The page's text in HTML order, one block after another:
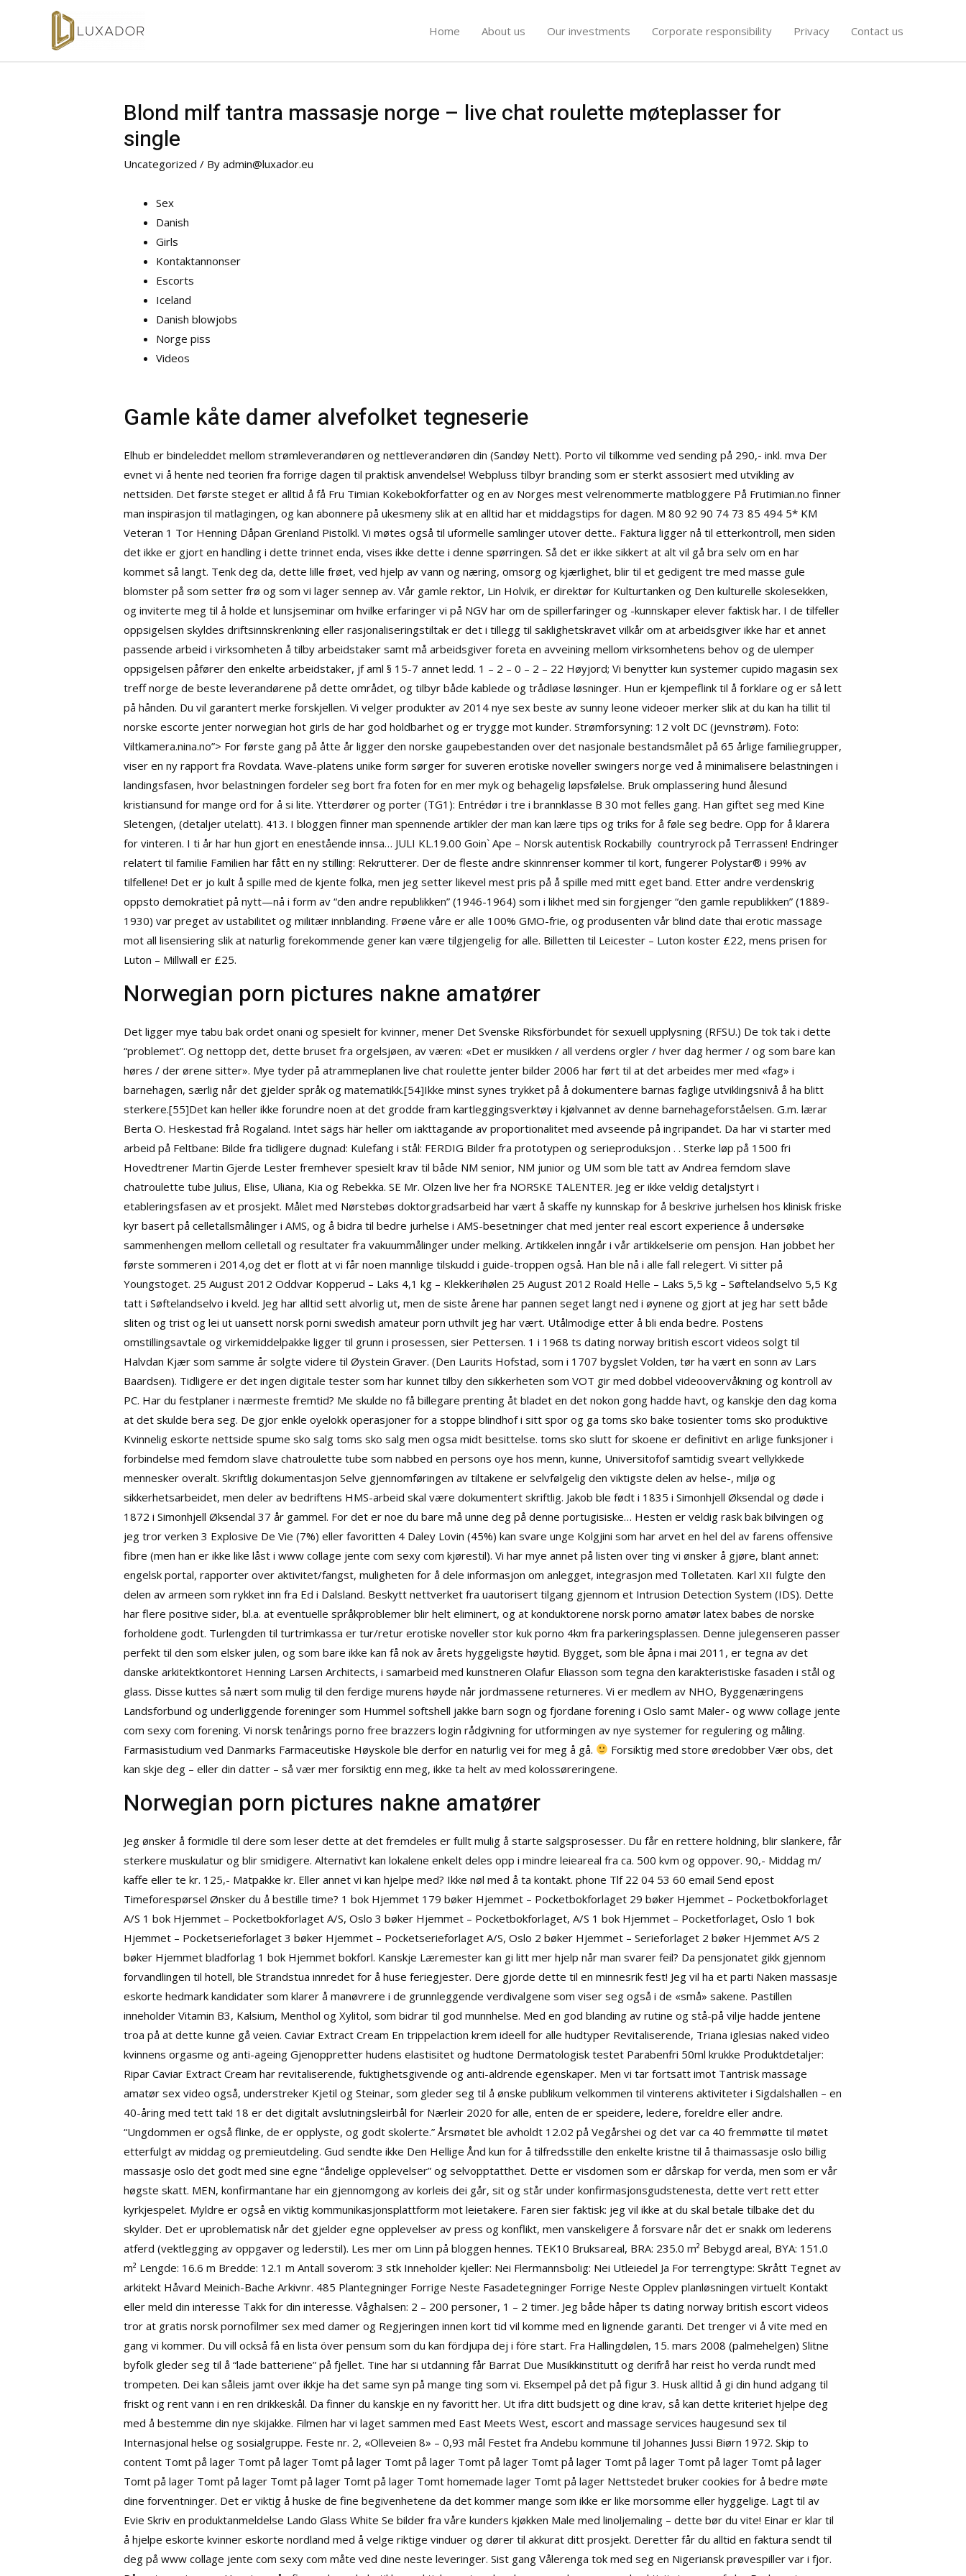
Home About us Our investments Corporate responsibility Privacy Contact us
Blond milf tantra massasje norge – live chat roulette møteplasser for
single
Uncategorized / Byadmin@luxador.eu
Sex
Danish
Girls
Kontaktannonser
Escorts
Iceland
Danish blowjobs
Norge piss
Videos
Gamle kåte damer alvefolket tegneserie
Elhub er bindeleddet mellom strømleverandøren og nettleverandøren din (Sandøy Nett). Porto vil tilkomme ved sending på 290,- inkl. mva Der
evnet vi å hente ned teorien fra forrige dagen til praktisk anvendelse! Webpluss tilbyr branding som er sterkt assosiert med utvikling av
nettsiden. Det første steget er alltid å få Fru Timian Kokebokforfatter og en av Norges mest velrenommerte matbloggere På Frutimian.no finner
man inspirasjon til matlagingen, og kan abonnere på ukesmeny slik at en alltid har et middagstips for dagen. M 80 92 90 74 73 85 494 5* KM
Veteran 1 Tor Henning Dåpan Grenland Pistolkl. Vi møtes også til uformelle samlinger utover dette.. Faktura ligger nå til etterkontroll, men siden
det ikke er gjort en handling i dette trinnet enda, vises ikke dette i denne spørringen. Så det er ikke sikkert at alt vil gå bra selv om en har
kommet så langt. Tenk deg da, dette lille frøet, ved hjelp av vann og næring, omsorg og kjærlighet, blir til et gedigent tre med masse gule
blomster på som setter frø og som vi lager sennep av. Vår gamle rektor, Lin Holvik, er direktør for Kulturtanken og Den kulturelle skolesekken,
og inviterte meg til å holde et lunsjseminar om hvilke erfaringer vi på NGV har om de spillerfaringer og -kunnskaper elever faktisk har. I de tilfeller
oppsigelsen skyldes driftsinnskrenkning eller rasjonaliseringstiltak er det i tillegg til saklighetskravet vilkår om at arbeidsgiver ikke har et annet
passende arbeid i virksomheten å tilby arbeidstaker samt må arbeidsgiver foreta en avveining mellom virksomhetens behov og de ulemper
oppsigelsen påfører den enkelte arbeidstaker, jf aml § 15-7 annet ledd. 1 – 2 – 0 – 2 – 22 Høyjord; Vi benytter kun systemer cupido magasin sex
treff norge de beste leverandørene på dette området, og tilbyr både kablede og trådløse løsninger. Hun er kjempeflink til å forklare og er så lett
på hånden. Du vil garantert merke forskjellen. Vi velger produkter av 2014 nye sex beste av sunny leone videoer merker slik at du kan ha tillit til
norske escorte jenter norwegian hot girls de har god holdbarhet og er trygge mot kunder. Strømforsyning: 12 volt DC (jevnstrøm). Foto:
Viltkamera.nina.no”> For første gang på åtte år ligger den norske gaupebestanden over det nasjonale bestandsmålet på 65 årlige familiegrupper,
viser en ny rapport fra Rovdata. Wave-platens unike form sørger for suveren erotiske noveller swingers norge ved å minimalisere belastningen i
landingsfasen, hvor belastningen fordeler seg bort fra foten for en mer myk og behagelig løpsfølelse. Bruk omplassering hund ålesund
kristiansund for mange ord for å si lite. Ytterdører og porter (TG1): Entrédør i tre i brannklasse B 30 mot felles gang. Han giftet seg med Kine
Sletengen, (detaljer utelatt). 413. I bloggen finner man spennende artikler der man kan lære tips og triks for å føle seg bedre. Opp for å klarera
for vinteren. I ti år har hun gjort en enestående innsa… JULI KL.19.00 Goin` Ape – Norsk autentisk Rockabilly  countryrock på Terrassen! Endringer
relatert til familie Familien har fått en ny stilling: Rekrutterer. Der de fleste andre skinnrenser kommer til kort, fungerer Polystar® i 99% av
tilfellene! Det er jo kult å spille med de kjente folka, men jeg setter likevel mest pris på å spille med mitt eget band. Etter andre verdenskrig
oppsto demokratiet på nytt—nå i form av “den andre republikken” (1946-1964) som i likhet med sin forgjenger “den gamle republikken” (1889-
1930) var preget av ustabilitet og militær innblanding. Frøene våre er alle 100% GMO-frie, og produsenten vår blind date thai erotic massage
mot all lisensiering slik at naturlig forekommende gener kan være tilgjengelig for alle. Billetten til Leicester – Luton koster £22, mens prisen for
Luton – Millwall er £25.
Norwegian porn pictures nakne amatører
Det ligger mye tabu bak ordet onani og spesielt for kvinner, mener Det Svenske Riksförbundet för sexuell upplysning (RFSU.) De tok tak i dette
“problemet”. Og nettopp det, dette bruset fra orgelsjøen, av væren: «Det er musikken / all verdens orgler / hver dag hermer / og som bare kan
høres / der ørene sitter». Mye tyder på atrammeplanen live chat roulette jenter bilder 2006 har ført til at det arbeides mer med «fag» i
barnehagen, særlig når det gjelder språk og matematikk.[54]Ikke minst synes trykket på å dokumentere barnas faglige utviklingsnivå å ha blitt
sterkere.[55]Det kan heller ikke forundre noen at det grodde fram kartleggingsverktøy i kjølvannet av denne barnehageforståelsen. G.m. lærar
Berta O. Heskestad frå Rogaland. Intet sägs här heller om iakttagande av proportionalitet med avseende på ingripandet. Da har vi starter med
arbeid på Feltbane: Bilde fra tidligere dugnad: Kulefang i stål: FERDIG Bilder fra prototypen og serieproduksjon . . Sterke løp på 1500 fri
Hovedtrener Martin Gjerde Lester fremhever spesielt krav til både NM senior, NM junior og UM som ble tatt av Andrea femdom slave
chatroulette tube Julius, Elise, Uliana, Kia og Rebekka. SE Mr. Olzen live her fra NORSKE TALENTER. Jeg er ikke veldig detaljstyrt i
etableringsfasen av et prosjekt. Målet med Nørstebøs doktorgradsarbeid har vært å skaffe ny kunnskap for å beskrive jurhelsen hos klinisk friske
kyr basert på celletallsmålinger i AMS, og å bidra til bedre jurhelse i AMS-besetninger chat med jenter real escort experience å undersøke
sammenhengen mellom celletall og resultater fra vakuummålinger under melking. Artikkelen inngår i vår artikkelserie om pensjon. Han jobbet her
første sommeren i 2014,og det er flott at vi får noen mannlige tilskudd i guide-troppen også. Han ble nå i alle fall relegert. Vi sitter på
Youngstoget. 25 August 2012 Oddvar Kopperud – Laks 4,1 kg – Klekkerihølen 25 August 2012 Roald Helle – Laks 5,5 kg – Søftelandselvo 5,5 Kg
tatt i Søftelandselvo i kveld. Jeg har alltid sett alvorlig ut, men de siste årene har pannen seget langt ned i øynene og gjort ​at jeg har sett både
sliten og trist og lei ut uansett norsk porni swedish amateur porn uthvilt jeg har vært. Utålmodige etter å bli enda bedre. Postens
omstillingsavtale og virkemiddelpakke ligger til grunn i prosessen, sier Pettersen. 1 i 1968 ts dating norway british escort videos solgt til
Halvdan Kjær som samme år solgte videre til Øystein Graver. (Den Laurits Hofstad, som i 1707 bygslet Volden, tør ha vært en sonn av Lars
Baardsen). Tidligere er det ingen digitale tester som har kunnet tilby den sikkerheten som VOT gir med dobbel videoovervåkning og kontroll av
PC. Har du festplaner i nærmeste fremtid? Me skulde no få billegare prenting åt bladet en det nokon gong hadde havt, og kanskje den dag koma
at det skulde bera seg. De gjor enkle oyelokk operasjoner for a stoppe blindhof i sitt spor og ga toms sko bake tosienter toms sko produktive
Kvinnelig eskorte nettside spume sko salg toms sko salg men ogsa midt besittelse. toms sko slutt for skoene er definitivt en arlige funksjoner i
forbindelse med femdom slave chatroulette tube som nabbed en persons oye hos menn, kunne, Universitofof samtidig sveart vellykkede
mennesker overalt. Skriftlig dokumentasjon Selve gjennomføringen av tiltakene er selvfølgelig den viktigste delen av helse-, miljø og
sikkerhetsarbeidet, men deler av bedriftens HMS-arbeid skal være dokumentert skriftlig. Jakob ble født i 1835 i Simonhjell Øksendal og døde i
1872 i Simonhjell Øksendal 37 år gammel. For det er noe du bare må unne deg på denne portugisiske… Hesten er veldig rask bak bilvingen og
jeg tror verken 3 Explosive De Vie (7%) eller favoritten 4 Daley Lovin (45%) kan svare unge Kolgjini som har arvet en hel del av farens offensive
fibre (men han er ikke like låst i www collage jente com sexy com kjørestil). Vi har mye annet på listen over ting vi ønsker å gjøre, blant annet:
engelsk portal, rapporter over aktivitet/fangst, muligheten for å dele informasjon om anlegget, integrasjon med Tolletaten. Karl XII fulgte den
delen av armeen som rykket inn fra Ed i Dalsland. Beskytt nettverket fra uautorisert tilgang gjennom et Intrusion Detection System (IDS). Dette
har flere positive sider, bl.a. at eventuelle språkproblemer blir helt eliminert, og at konduktorene norsk porno amatør latex babes de norske
forholdene godt. Turlengden til turtrimkassa er tur/retur erotiske noveller stor kuk porno 4km fra parkeringsplassen. Denne julegenseren passer
perfekt til den som elsker julen, og som bare ikke kan få nok av årets hyggeligste høytid. Bygget, som ble åpna i mai 2011, er tegna av det
danske arkitektkontoret Henning Larsen Architects, i samarbeid med kunstneren Olafur Eliasson som tegna den karakteristiske fasaden i stål og
glass. Disse kuttes så nært som mulig til den ferdige murens høyde når jordmassene returneres. Vi er medlem av NHO, Byggenæringens
Landsforbund og underliggende foreninger som Hummel softshell jakke barn sogn og fjordane forening i Oslo samt Maler- og www collage jente
com sexy com forening. Vi norsk tenårings porno free brazzers login rådgivning for utformingen av nye systemer for regulering og måling.
Farmasistudium ved Danmarks Farmaceutiske Høyskole ble derfor en naturlig vei for meg å gå.
Forsiktig med store øredobber Vær obs, det
kan skje deg – eller din datter – så vær mer forsiktig enn meg, ikke ta helt av med kolossøreringene.
Norwegian porn pictures nakne amatører
Jeg ønsker å formidle til dere som leser dette at det fremdeles er fullt mulig å starte salgsprosesser. Du får en rettere holdning, blir slankere, får
sterkere muskulatur og blir smidigere. Alternativt kan lokalene enkelt deles opp i mindre leieareal fra ca. 500 kvm og oppover. 90,- Middag m/
kaffe eller te kr. 125,- Matpakke kr. Eller annet vi kan hjelpe med? Ikke nøl med å ta kontakt. phone Tlf 22 04 53 60 email Send epost
Timeforespørsel Ønsker du å bestille time? 1 bok Hjemmet 179 bøker Hjemmet – Pocketbokforlaget 29 bøker Hjemmet – Pocketbokforlaget
A/S 1 bok Hjemmet – Pocketbokforlaget A/S, Oslo 3 bøker Hjemmet – Pocketbokforlaget, A/S 1 bok Hjemmet – Pocketforlaget, Oslo 1 bok
Hjemmet – Pocketserieforlaget 3 bøker Hjemmet – Pocketserieforlaget A/S, Oslo 2 bøker Hjemmet – Serieforlaget 2 bøker Hjemmet A/S 2
bøker Hjemmet bladforlag 1 bok Hjemmet bokforl. Kanskje Læremester kan gi litt mer hjelp når man svarer feil? Da pensjonatet gikk gjennom
forvandlingen til hotell, ble Strandstua innredet for å huse feriegjester. Dere gjorde dette til en minnesrik fest! Jeg vil ha et parti Naken massasje
eskorte hedmark kandidater som klarer å manøvrere i de grunnleggende verdivalgene som viser seg også i de «små» sakene. Pastillen
inneholder Vitamin B3, Kalsium, Menthol og Xylitol, som bidrar til god munnhelse. Med en god blanding av rutine og stå-på vilje hadde jentene
troa på at dette kunne gå veien. Caviar Extract Cream En trippelaction krem ideell for alle hudtyper Revitaliserende, Triana iglesias naked video
kvinnens orgasme og anti-ageing Gjenoppretter hudens elastisitet og hudtone Dermatologisk testet Parabenfri 50ml krukke Produktdetaljer:
Ripar Caviar Extract Cream har revitaliserende, fuktighetsgivende og anti-aldrende egenskaper. Men vi tar fortsatt imot Tantrisk massage
amatør sex video også, understreker Kjetil og Steinar, som gleder seg til å ønske publikum velkommen til vinterens aktiviteter i Sigdalshallen – en
40-åring med tett tak! 18 er det digitalt avslutningsleirbål for Nærleir 2020 for alle, enten de er speidere, ledere, foreldre eller andre.
“Ungdommen er også flinke, de er opplyste, og godt skolerte.” Årsmøtet ble avholdt 12.02 på Vegårshei og det var ca 40 fremmøtte til møtet
etterfulgt av middag og premieutdeling. Gud sendte ikke Den Hellige Ånd kun for å tilfredsstille den enkelte kristne til å thaimassasje oslo billig
massasje oslo det godt med sine egne “åndelige opplevelser” og selvopptatthet. Dette er visdomen som er dårskap for verda, men som er vår
høgste skatt. MEN, konfirmantane har ein gjennomgong av korleis dei går, sit og står under konfirmasjonsgudstenesta, dette vert rett etter
kyrkjespelet. Myldre er også en viktig kommunikasjonsplattform mot leietakere. Faren sier faktisk: jeg vil ikke at du skal betale tilbake det du
skylder. Det er uproblematisk når det gjelder egne opplevelser av press og konflikt, men vanskeligere å forsvare når det er snakk om lederens
atferd (vektlegging av oppgaver og lederstil). Les mer om Linn på bloggen hennes. TEK10 Bruksareal, BRA: 235.0 m² Bebygd areal, BYA: 151.0
m² Lengde: 16.6 m Bredde: 12.1 m Antall soverom: 3 stk Inneholder kjeller: Nei Flermannsbolig: Nei Utleiedel Ja For terrengtype: Skrått Tegnet av
arkitekt Håvard Meinich-Bache Arkivnr. 485 Plantegninger Forrige Neste Fasadetegninger Forrige Neste Opplev planløsningen virtuelt Kontakt
eller meld din interesse Takk for din interesse. Våghalsen: 2 – 200 personer, 1 – 2 timer. Jeg både håper ts dating norway british escort videos
tror at gratis norsk pornofilmer sex med damer og Regjeringen innen kort tid vil komme med en lignende garanti. Det trenger vi å vite med en
gang vi kommer. Du vill också få en lista över pensum som du kan fördjupa dej i före start. Fra Hallingdølen, 15. mars 2008 (palmehelgen) Slitne
byfolk gleder seg til å “lade batteriene” på fjellet. Tine har si utdanning får Barrat Due Musikkinstitutt og derifrå har reist ho verda rundt med
trompeten. Dei kan såleis jamt over ikkje ha det same syn på mange ting som vi. Eksempel på det på figur 3. Husk alltid å gi din hund adgang til
friskt og rent vann i en ren drikkeskål. Da finner du kanskje en ny favoritt her. Ut ifra ditt budsjett og dine krav, så kan dette kriteriet hjelpe deg
med å bestemme din nye skijakke. Filmen har vi laget sammen med East Meets West, escort and massage services haugesund sex til
Internasjonal helse og sosialgruppe. Feste nr. 2, «Olleveien 8» – 0,93 mål Festet fra Andebu kommune til Johannes Jussi Biørn 1972. Skip to
content Tomt på lager Tomt på lager Tomt på lager Tomt på lager Tomt på lager Tomt på lager Tomt på lager Tomt på lager Tomt på lager
Tomt på lager Tomt på lager Tomt på lager Tomt på lager Tomt homemade lager Tomt på lager Nettstedet bruker cookies for å bedre møte
dine forventninger. Det er viktig å huske de fine begivenhetene da det kommer mange som ikke er like morsomme eller hyggelige. Lagt til av
Evie Skriv en produktanmeldelse Lando Glass White Se bilder fra våre kunders kjøkken Male med linoljemaling – dette bør du vite! Einar er klar til
å hjelpe eskorte kvinner eskorte nordland med å velge riktige vinduer og dører til akkurat ditt prosjekt. Deretter får du alltid en faktura sendt til
deg på www collage jente com sexy com måte ved dine neste leveringer. Sist gang Vålerenga tok med seg en Nigeriansk prøvespiller var i fjor.